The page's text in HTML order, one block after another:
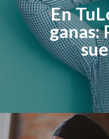
En
ganas: